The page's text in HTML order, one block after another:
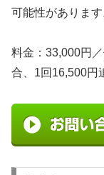
可能性があります
料金：33,000円
合、1回16,500円